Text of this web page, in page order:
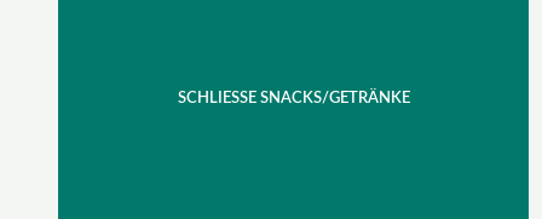
SCHLIESSE SNACKS/GETRÄNKE